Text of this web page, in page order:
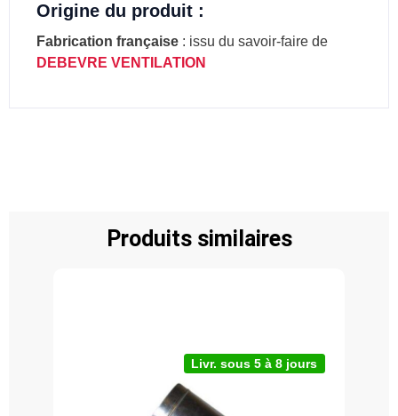
Origine du produit :
Fabrication française : issu du savoir-faire de
DEBEVRE VENTILATION
Produits similaires
Livr. sous 5 à 8 jours